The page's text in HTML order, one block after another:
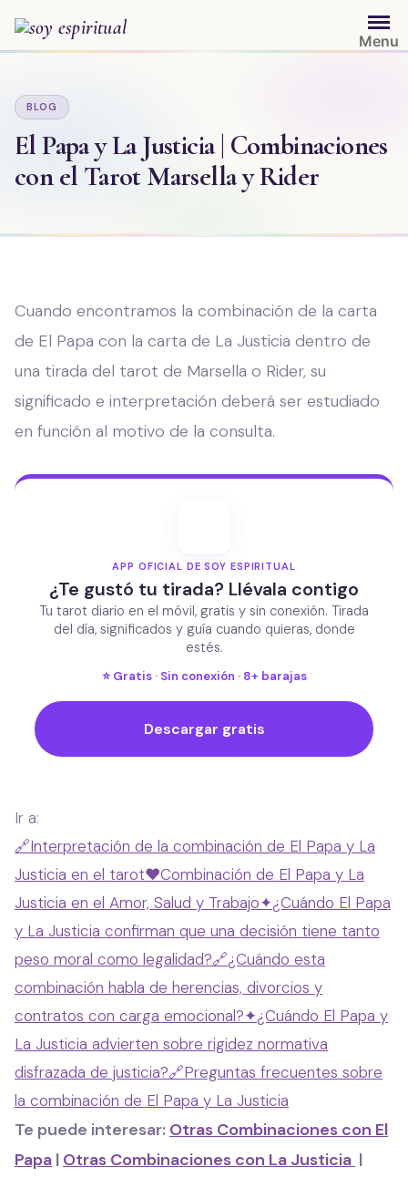
contenido
Menu
BLOG
El Papa y La Justicia | Combinaciones
con el Tarot Marsella y Rider
Cuando encontramos la combinación de la carta
de El Papa con la carta de La Justicia dentro de
una tirada del tarot de Marsella o Rider, su
significado e interpretación deberá ser estudiado
en función al motivo de la consulta.
APP OFICIAL DE SOY ESPIRITUAL
¿Te gustó tu tirada? Llévala contigo
Tu tarot diario en el móvil, gratis y sin conexión. Tirada
del día, significados y guía cuando quieras, donde
estés.
⭐ Gratis · Sin conexión · 8+ barajas
Descargar gratis
Ir a:
🔗Interpretación de la combinación de El Papa y La
Justicia en el tarot❤️Combinación de El Papa y La
Justicia en el Amor, Salud y Trabajo✦¿Cuándo El Papa
y La Justicia confirman que una decisión tiene tanto
peso moral como legalidad?🔗¿Cuándo esta
combinación habla de herencias, divorcios y
contratos con carga emocional?✦¿Cuándo El Papa y
La Justicia advierten sobre rigidez normativa
disfrazada de justicia?🔗Preguntas frecuentes sobre
la combinación de El Papa y La Justicia
Te puede interesar: Otras Combinaciones con El
Papa | Otras Combinaciones con La Justicia |